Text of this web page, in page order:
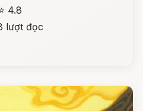
4.8
lượt đọc